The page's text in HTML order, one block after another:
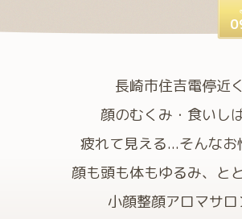
長崎市住吉電停近く
顔のむくみ・食いし
疲れて見える...そんなお
顔も頭も体もゆるみ、とと
小顔整顔アロマサロ